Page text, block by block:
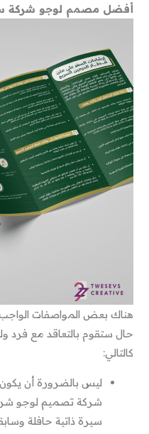
أفضل مصمم لوجو شركة
هناك بعض المواصفات
حال ستقوم بالتعاقد مع فرد
كالتالي:
ليس بالضرورة أن
شركة تصميم لوجو
سيرة ذاتية حافلة